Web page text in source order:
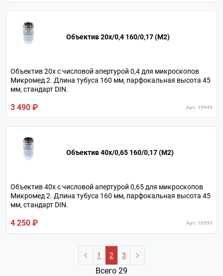
Объектив 20х/0,4 160/0,17 (М2)
Объектив 20х с числовой апертурой 0,4 для микроскопов
Микромед 2. Длина тубуса 160 мм, парфокальная высота 45
мм, стандарт DIN.
3 490 ₽ Арт. 19949
Объектив 40х/0,65 160/0,17 (М2)
Объектив 40х с числовой апертурой 0,65 для микроскопов
Микромед 2. Длина тубуса 160 мм, парфокальная высота 45
мм, стандарт DIN.
4 250 ₽ Арт. 10593
1 2 3
Всего 29